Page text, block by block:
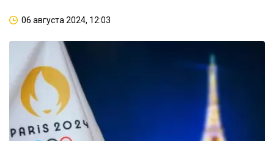
06 августа 2024, 12:03